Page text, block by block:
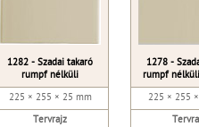
1282 - Szadai takaró
rumpf nélküli
225 × 255 × 25 mm
Tervrajz
1278 -
rumpf
225 × 255